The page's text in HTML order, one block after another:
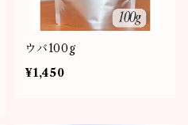
ウバ100g
¥1,450